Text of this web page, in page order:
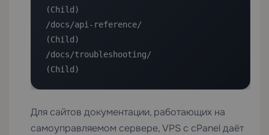
(Child)
/docs/api-reference/
(Child)
/docs/troubleshooting/
(Child)
Для сайтов документации, работающих на
самоуправляемом сервере,VPS с cPanel даёт